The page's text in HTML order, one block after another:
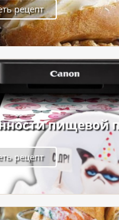
рецепт
пищевой
рецепт